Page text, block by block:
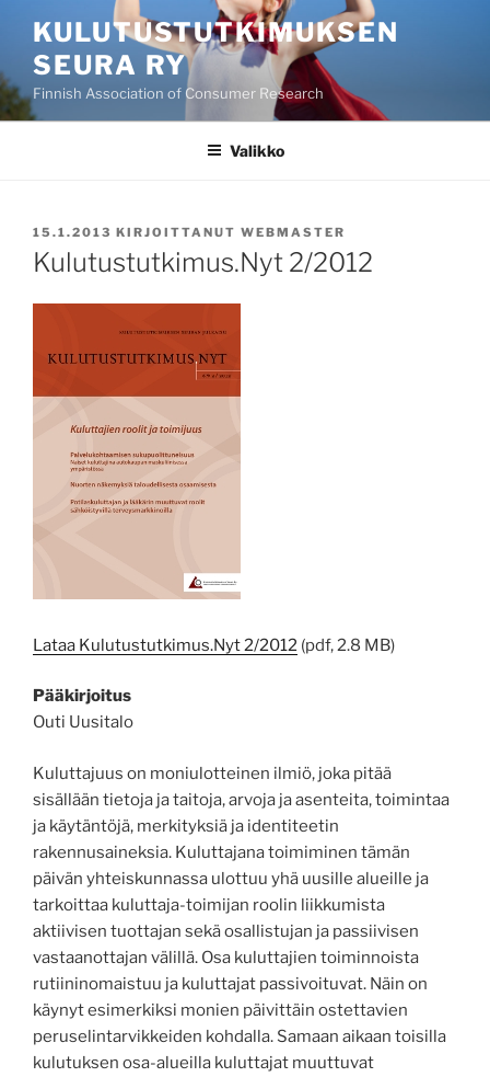
sisältöönKULUTUSTUTKIMUKSEN
SEURA RY
Finnish Association of Consumer Research
Valikko
JULKAISTU
15.1.2013 KIRJOITTANUT WEBMASTER
Kulutustutkimus.Nyt 2/2012
Lataa Kulutustutkimus.Nyt 2/2012 (pdf, 2.8 MB)
Pääkirjoitus
Outi Uusitalo
Kuluttajuus on moniulotteinen ilmiö, joka pitää
sisällään tietoja ja taitoja, arvoja ja asenteita, toimintaa
ja käytäntöjä, merkityksiä ja identiteetin
rakennusaineksia. Kuluttajana toimiminen tämän
päivän yhteiskunnassa ulottuu yhä uusille alueille ja
tarkoittaa kuluttaja-toimijan roolin liikkumista
aktiivisen tuottajan sekä osallistujan ja passiivisen
vastaanottajan välillä. Osa kuluttajien toiminnoista
rutiininomaistuu ja kuluttajat passivoituvat. Näin on
käynyt esimerkiksi monien päivittäin ostettavien
peruselintarvikkeiden kohdalla. Samaan aikaan toisilla
kulutuksen osa-alueilla kuluttajat muuttuvat